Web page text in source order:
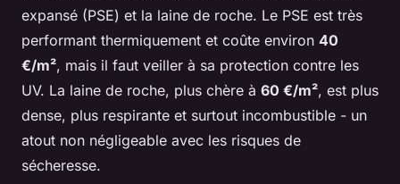
expansé (PSE) et la laine de roche. Le PSE est très
performant thermiquement et coûte environ 40
€/m², mais il faut veiller à sa protection contre les
UV. La laine de roche, plus chère à 60 €/m², est plus
dense, plus respirante et surtout incombustible - un
atout non négligeable avec les risques de
sécheresse.